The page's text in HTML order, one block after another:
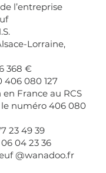
l’entreprise
Lorraine,
368 €
406 080 127
France au RCS
le numéro 406 080
23 49 39
04 23 36
@wanadoo.fr